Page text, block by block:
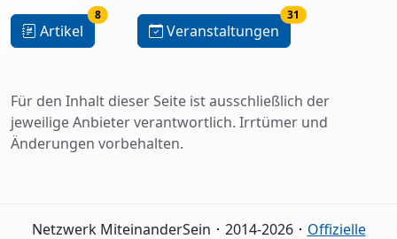
Artikel
8
Veranstaltungen
31
Für den Inhalt dieser Seite ist ausschließlich der
jeweilige Anbieter verantwortlich. Irrtümer und
Änderungen vorbehalten.
Netzwerk MiteinanderSein ･ 2014-2026 ･ Offizielle